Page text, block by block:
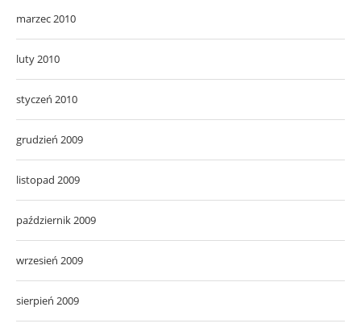
marzec 2010
luty 2010
styczeń 2010
grudzień 2009
listopad 2009
październik 2009
wrzesień 2009
sierpień 2009